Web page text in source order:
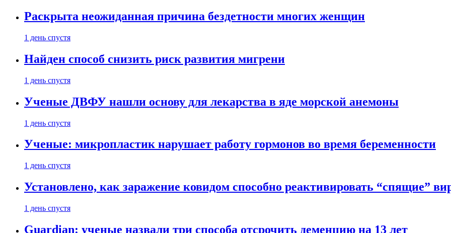
Раскрыта неожиданная причина бездетности многих женщин
1 день спустя
Найден способ снизить риск развития мигрени
1 день спустя
Ученые ДВФУ нашли основу для лекарства в яде морской анемоны
1 день спустя
Ученые: микропластик нарушает работу гормонов во время беременности
1 день спустя
Установлено, как заражение ковидом способно реактивировать “спящие”
1 день спустя
Guardian: ученые назвали три способа отсрочить деменцию на 13 лет